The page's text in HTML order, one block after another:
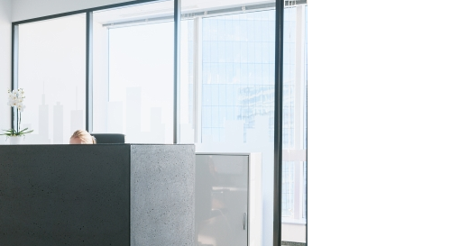
Poznań i okolice
Kraków i okolice